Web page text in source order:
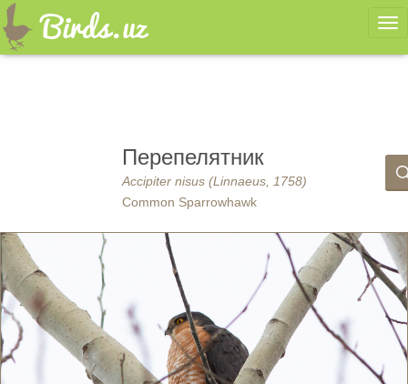
Перепелятник
Accipiter nisus (Linnaeus, 1758)
Common Sparrowhawk